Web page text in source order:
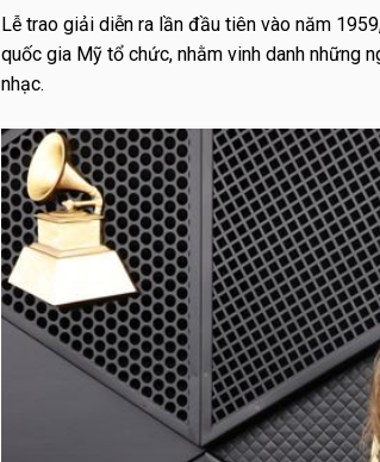
Lễ trao giải diễn ra lần đầu tiên vào năm
quốc gia Mỹ tổ chức, nhằm vinh danh những
nhạc.